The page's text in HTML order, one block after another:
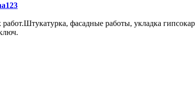
фасадные работы, укладка